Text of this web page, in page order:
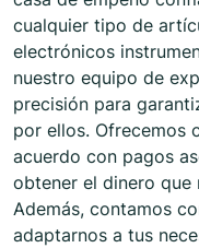
cualquier tipo de
electrónicos
nuestro equipo de
precisión para
por ellos. Ofrecemos
acuerdo con pagos
obtener el dinero que
Además, contamos
adaptarnos a tus